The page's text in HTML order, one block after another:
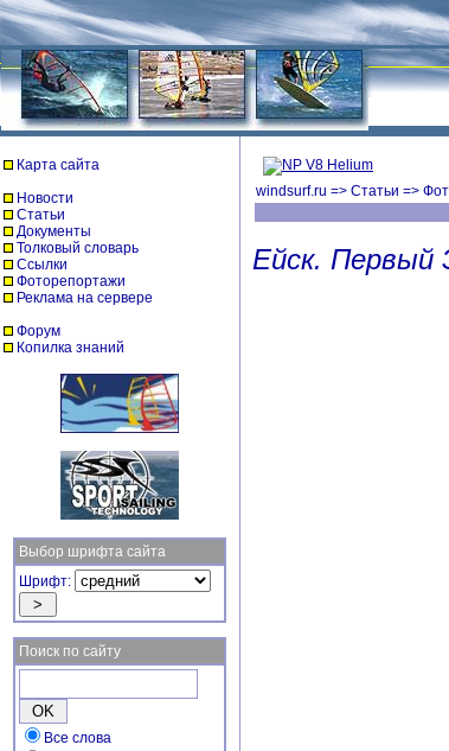
Карта сайта
Новости
Статьи
Документы
Толковый словарь
Ссылки
Фоторепортажи
Реклама на сервере
Форум
Копилка знаний
Выбор шрифта сайта
Шрифт:
Поиск по сайту
Все слова
windsurf.ru => Статьи =>
Ейск. Первый